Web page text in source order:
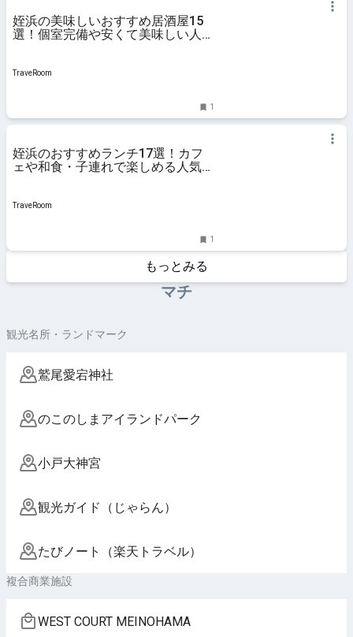
姪浜の美味しいおすすめ居酒屋15
選！個室完備や安くて美味しい人気
TraveRoom
1
姪浜のおすすめランチ17選！カフ
ェや和食・子連れで楽しめる人気店
TraveRoom
1
もっとみる
マチ
観光名所・ランドマーク
鷲尾愛宕神社
のこのしまアイランドパーク
小戸大神宮
観光ガイド（じゃらん）
たびノート（楽天トラベル）
複合商業施設
WEST COURT MEINOHAMA